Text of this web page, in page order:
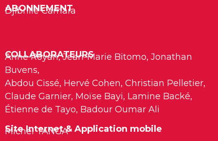
ABONNEMENT
Djibrille Camara
COLLABORATEURS
Anne Royan, Jean-Marie Bitomo, Jonathan
Buvens,
Abdou Cissé, Hervé Cohen, Christian Pelletier,
Claude Garnier, Moïse Bayi, Lamine Backé,
Étienne de Tayo, Badour Oumar Ali
Site Internet & Application mobile
Michel TANGA